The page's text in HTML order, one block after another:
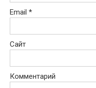
Email *
Сайт
Комментарий